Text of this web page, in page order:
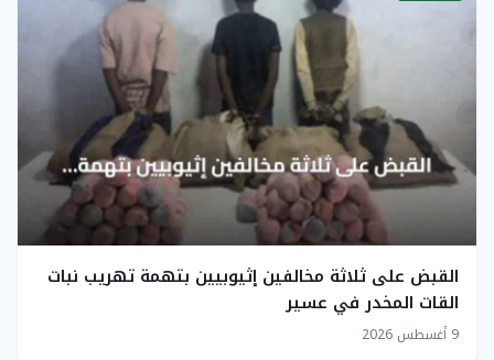
القبض على ثلاثة مخالفين إثيوبيين بتهمة تهريب نبات
القات المخدر في عسير
9 أغسطس 2026